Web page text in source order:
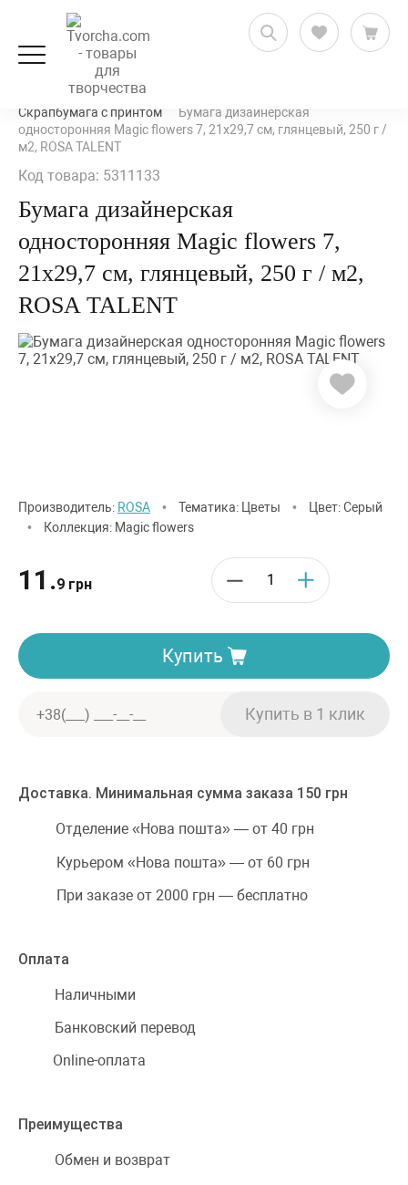
Скрапбукинг
Бумага для скрапбукинга
Скрапбумага с принтом
Бумага дизайнерская
односторонняя Magic flowers 7, 21х29,7 см, глянцевый, 250 г /
м2, ROSA TALENT
Код товара: 5311133
Бумага дизайнерская
односторонняя Magic flowers 7,
21х29,7 см, глянцевый, 250 г / м2,
ROSA TALENT
Производитель: ROSA • Тематика: Цветы •
Цвет: Серый
•
Коллекция: Magic flowers
11.9 грн
Купить
Доставка. Минимальная сумма заказа 150 грн
Отделение «Нова пошта» — от 40 грн
Курьером «Нова пошта» — от 60 грн
При заказе от 2000 грн — бесплатно
Оплата
Наличными
Банковский перевод
Online-оплата
Преимущества
Обмен и возврат